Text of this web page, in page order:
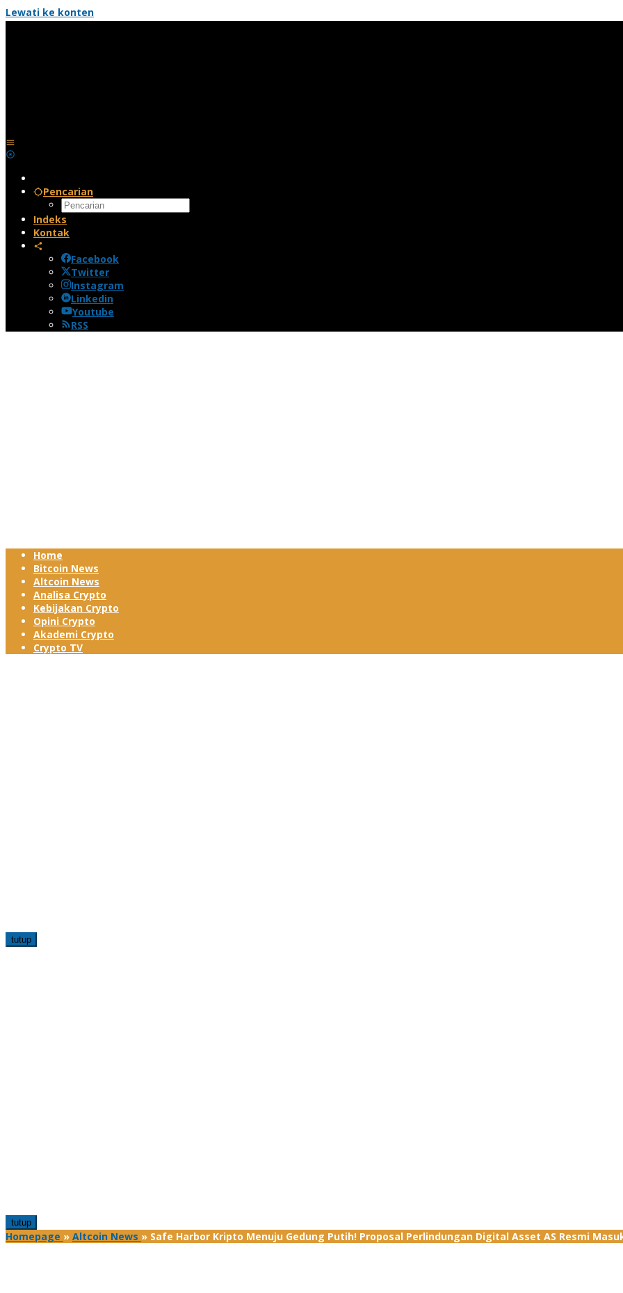
Lewati ke konten
Pencarian
Indeks
Kontak
Facebook
Twitter
Instagram
Linkedin
Youtube
RSS
Home
Bitcoin News
Altcoin News
Analisa Crypto
Kebijakan Crypto
Opini Crypto
Akademi Crypto
Crypto TV
tutup
tutup
Homepage » Altcoin News » Safe Harbor Kripto Menuju Gedung Putih! Proposal Perlindungan Digital Asset AS Resmi